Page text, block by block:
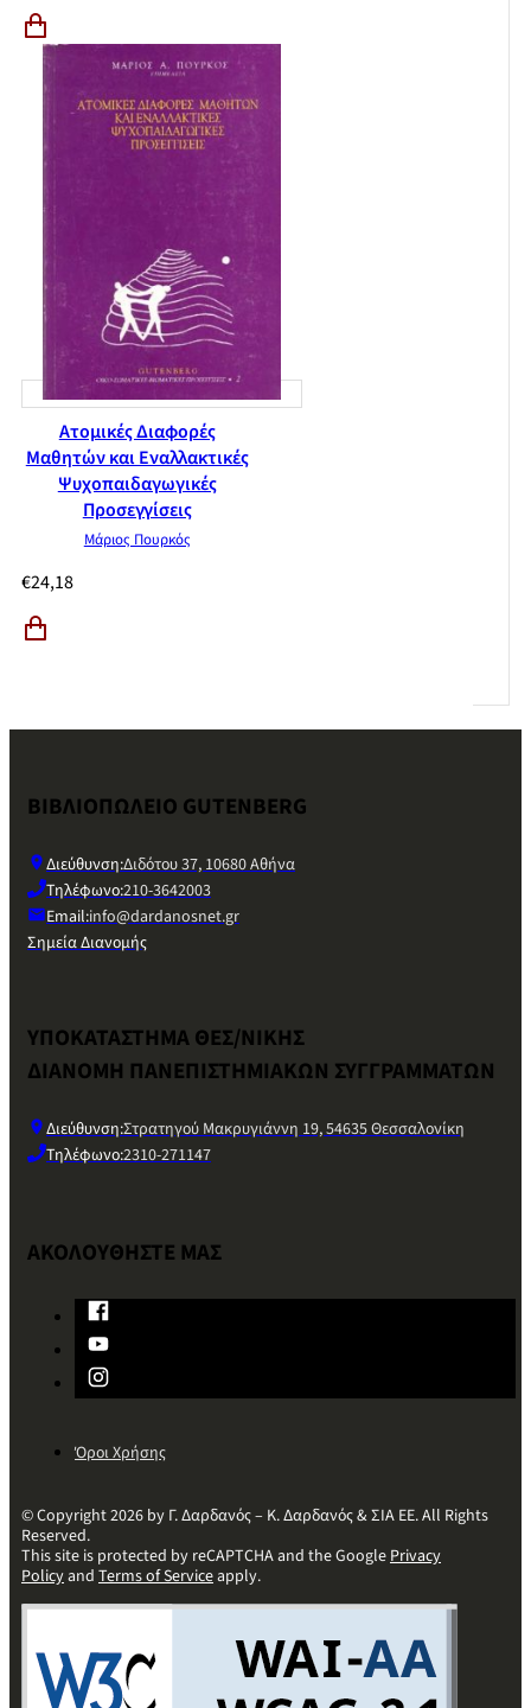
Ατομικές Διαφορές
Μαθητών και Εναλλακτικές
Ψυχοπαιδαγωγικές
Προσεγγίσεις
Μάριος Πουρκός
€24,18
ΒΙΒΛΙΟΠΩΛΕΙΟ GUTENBERG
Διεύθυνση:Διδότου 37, 10680 Αθήνα
Τηλέφωνο:210-3642003
Email:info@dardanosnet.gr
Σημεία Διανομής
ΥΠΟΚΑΤΑΣΤΗΜΑ ΘΕΣ/ΝΙΚΗΣ
ΔΙΑΝΟΜΗ ΠΑΝΕΠΙΣΤΗΜΙΑΚΩΝ ΣΥΓΓΡΑΜΜΑΤΩΝ
Διεύθυνση:Στρατηγού Μακρυγιάννη 19, 54635 Θεσσαλονίκη
Τηλέφωνο:2310-271147
ΑΚΟΛΟΥΘΗΣΤΕ ΜΑΣ
Όροι Χρήσης
© Copyright 2026 by Γ. Δαρδανός – Κ. Δαρδανός & ΣΙΑ ΕΕ. All Rights
Reserved.
This site is protected by reCAPTCHA and the GooglePrivacy
Policyand Terms of Serviceapply.